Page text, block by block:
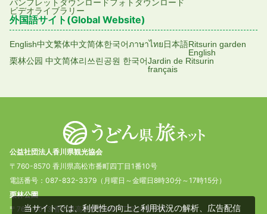
パンフレットダウンロードフォトダウンロード
ビデオライブラリー
外国語サイト(Global Website)
English中文繁体中文简体한국어ภาษาไทย日本語Ritsurin garden
English
栗林公园 中文简体리쓰린공원 한국어Jardin de Ritsurin
français
公益社団法人香川県観光協会
〒760-8570 香川県高松市番町四丁目1番10号
電話番号：087-832-3379（月曜日～金曜日8時30分～17時15分）
栗林公園
〒760-0073 香川県高松市栗林町1丁目20番16号
当サイトでは、利便性の向上と利用状況の解析、広告配信